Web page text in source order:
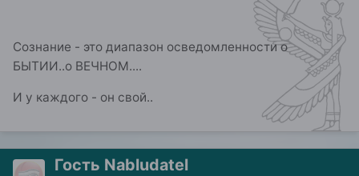
Сознание - это диапазон осведомленности о
БЫТИИ..о ВЕЧНОМ....
И у каждого - он свой..
Гость Nabludatel